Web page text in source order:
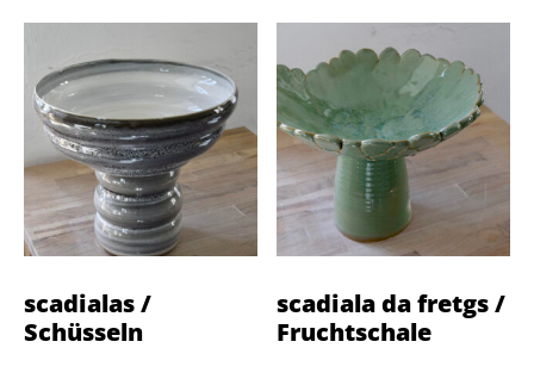
scadialas /
Schüsseln
scadiala da fretgs /
Fruchtschale